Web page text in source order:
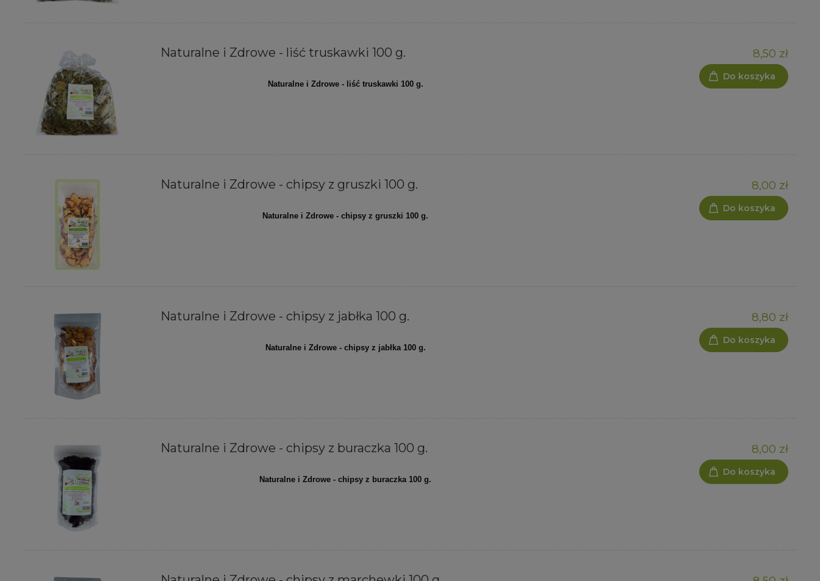
Naturalne i Zdrowe - liść truskawki 100 g.
Naturalne i Zdrowe - liść truskawki 100 g.
8,50 zł
Do koszyka
Naturalne i Zdrowe - chipsy z gruszki 100 g.
Naturalne i Zdrowe - chipsy z gruszki 100 g.
8,00 zł
Do koszyka
Naturalne i Zdrowe - chipsy z jabłka 100 g.
Naturalne i Zdrowe - chipsy z jabłka 100 g.
8,80 zł
Do koszyka
Naturalne i Zdrowe - chipsy z buraczka 100 g.
Naturalne i Zdrowe - chipsy z buraczka 100 g.
8,00 zł
Do koszyka